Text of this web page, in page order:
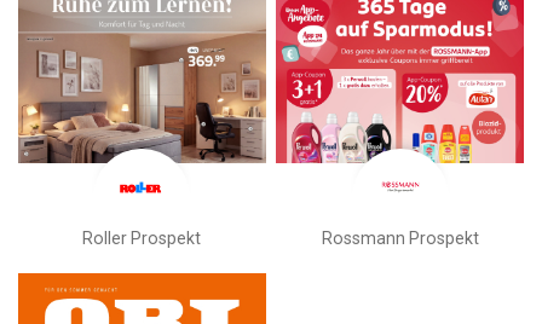
Roller Prospekt Rossmann Prospekt